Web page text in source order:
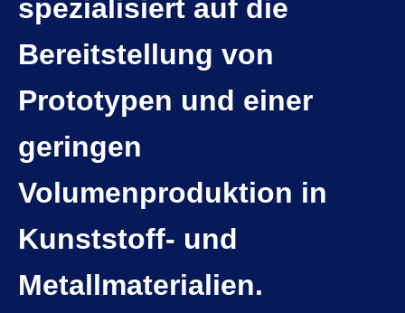
spezialisiert auf die
Bereitstellung von
Prototypen und einer
geringen
Volumenproduktion in
Kunststoff- und
Metallmaterialien.